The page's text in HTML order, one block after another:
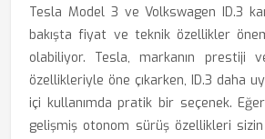
Tesla Model 3 ve Volkswagen ID.3
bakışta fiyat ve teknik özellikler
olabiliyor. Tesla, markanın prestiji
özellikleriyle öne çıkarken, ID.3 daha
içi kullanımda pratik bir seçenek.
gelişmiş otonom sürüş özellikleri